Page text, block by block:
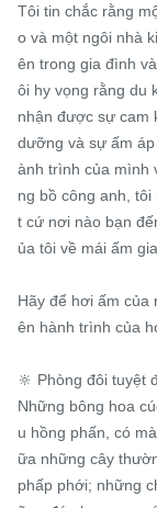
Tôi tin chắc rằng
o và một ngôi nhà
ên trong gia đình
ôi hy vọng rằng du
nhận được sự cam
dưỡng và sự ấm
ành trình của mình
ng bồ công anh,
t cứ nơi nào bạn
ủa tôi về mái ấm
Hãy để hơi ấm của
ên hành trình của
🔆 Phòng đôi tuyệt
Những bông hoa
u hồng phấn, có
ữa những cây
phấp phới; những